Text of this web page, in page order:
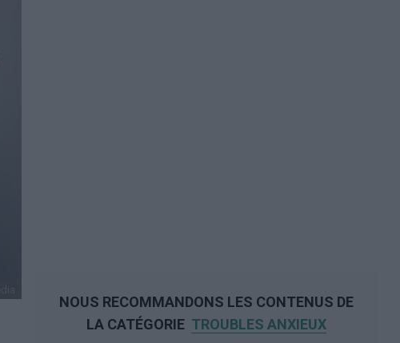
NOUS RECOMMANDONS LES CONTENUS DE
LA CATÉGORIE TROUBLES ANXIEUX